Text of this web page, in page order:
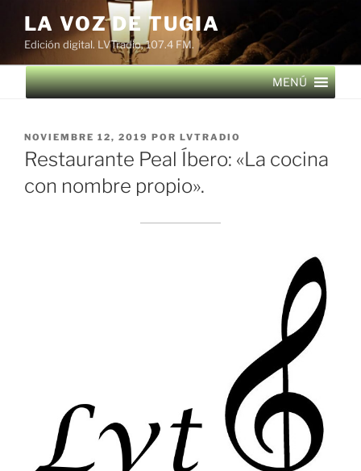
contenido
LA VOZ DE TUGIA
Edición digital. LVTradio, 107.4 FM.
MENÚ
PUBLICADO
EL
NOVIEMBRE 12, 2019 POR LVTRADIO
Restaurante Peal Íbero: «La cocina
con nombre propio».